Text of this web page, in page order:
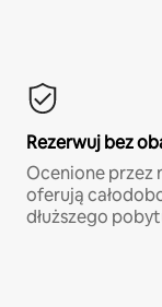
Rezerwuj bez
Ocenione przez
oferują
dłuższego